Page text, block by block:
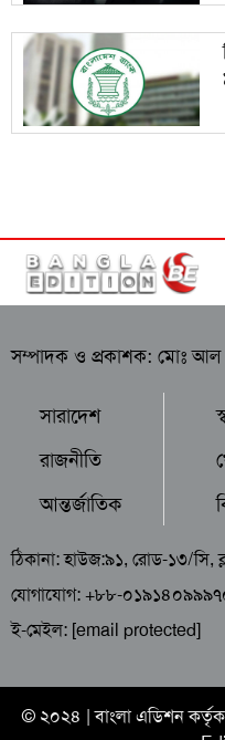
সম্পাদক ও প্রকাশক: মোঃ
সারাদেশ
রাজনীতি
আন্তর্জাতিক
ঠিকানা: হাউজ:৯১, রোড-১৩/সি,
যোগাযোগ: +৮৮-
ই-মেইল: [email protected]
© ২০২৪ |বাংলা এডিশন